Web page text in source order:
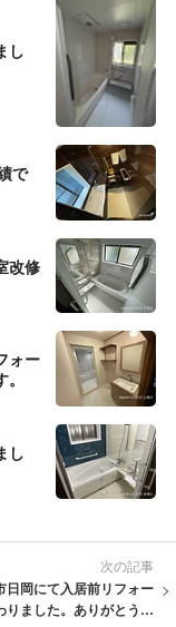
し
で
改修
ォー
し
次の記事
日岡にて入居前リフォー
りました。ありがとうご